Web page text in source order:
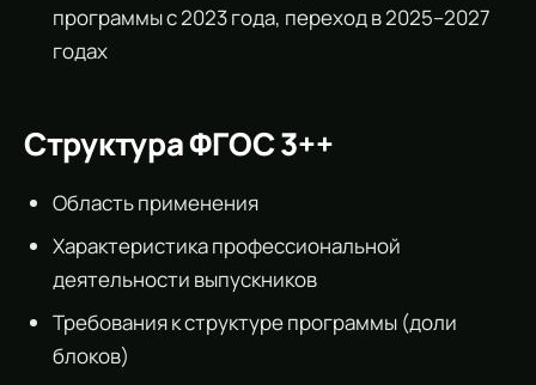
программы с 2023 года, переход в 2025–2027
годах
Структура ФГОС 3++
Область применения
Характеристика профессиональной
деятельности выпускников
Требования к структуре программы (доли
блоков)